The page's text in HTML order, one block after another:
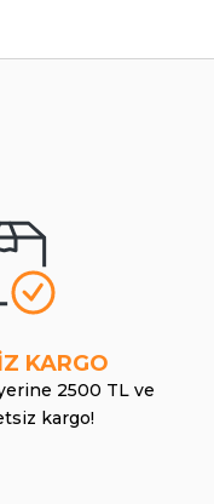
KARGO
2500 TL ve
kargo!